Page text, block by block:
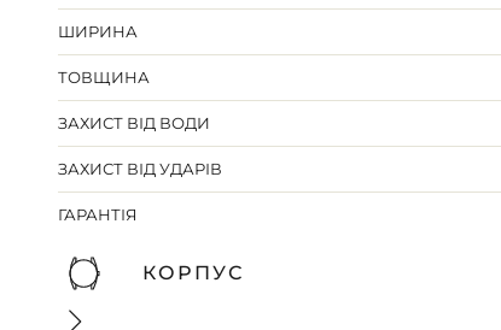
ШИРИНА
ТОВЩИНА
ЗАХИСТ ВІД ВОДИ
ЗАХИСТ ВІД УДАРІВ
ГАРАНТІЯ
КОРПУС